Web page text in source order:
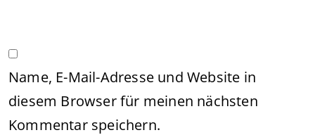
Name, E-Mail-Adresse und Website in
diesem Browser für meinen nächsten
Kommentar speichern.